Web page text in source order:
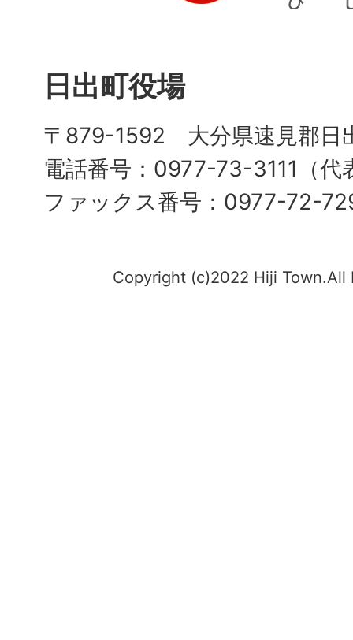
日出町役場
〒879-1592 大分県速見郡日
電話番号：0977-73-3111（代
ファックス番号：0977-72-
Copyright (c)2022 Hiji Town.All